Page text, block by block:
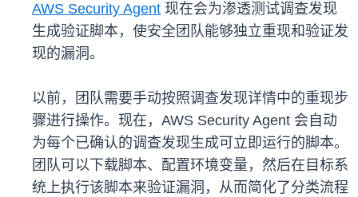
AWS Security Agent 现在会为渗透测试调查发现
生成验证脚本，使安全团队能够独立重现和验证发
现的漏洞。
以前，团队需要手动按照调查发现详情中的重现步
骤进行操作。现在，AWS Security Agent 会自动
为每个已确认的调查发现生成可立即运行的脚本。
团队可以下载脚本、配置环境变量，然后在目标系
统上执行该脚本来验证漏洞，从而简化了分类流程